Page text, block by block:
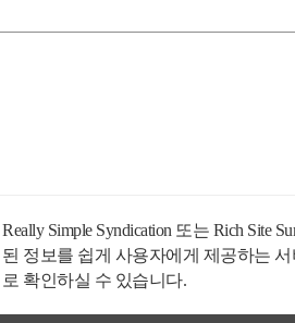
Really Simple Syndication 또는 Rich
된 정보를 쉽게 사용자에게 제공하는
로 확인하실 수 있습니다.